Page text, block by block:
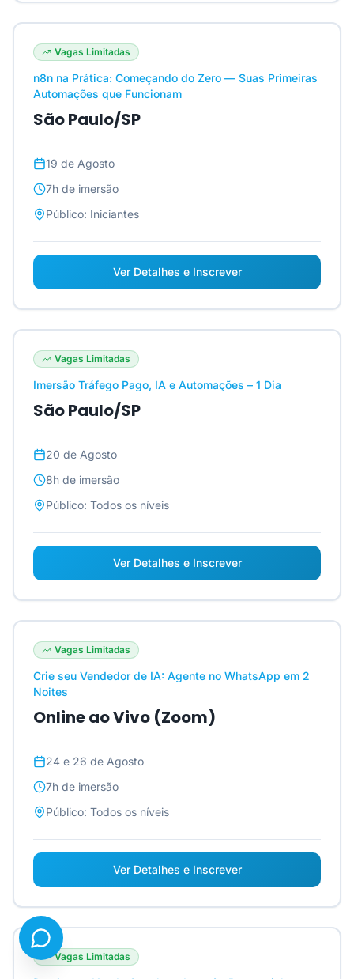
Vagas Limitadas
n8n na Prática: Começando do Zero — Suas Primeiras
Automações que Funcionam
São Paulo/SP
19 de Agosto
7h de imersão
Público: Iniciantes
Ver Detalhes e Inscrever
Vagas Limitadas
Imersão Tráfego Pago, IA e Automações – 1 Dia
São Paulo/SP
20 de Agosto
8h de imersão
Público: Todos os níveis
Ver Detalhes e Inscrever
Vagas Limitadas
Crie seu Vendedor de IA: Agente no WhatsApp em 2
Noites
Online ao Vivo (Zoom)
24 e 26 de Agosto
7h de imersão
Público: Todos os níveis
Ver Detalhes e Inscrever
Vagas Limitadas